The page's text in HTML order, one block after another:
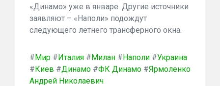
«Динамо» уже в январе. Другие источники
заявляют – «Наполи» подождут
следующего летнего трансферного окна.
#Мир #Италия #Милан #Наполи #Украина
#Киев #Динамо #ФК Динамо #Ярмоленко
Андрей Николаевич